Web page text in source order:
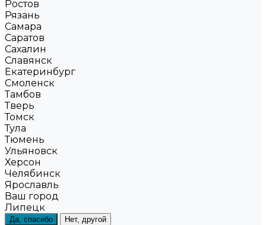
Ростов
Рязань
Самара
Саратов
Сахалин
Славянск
Екатеринбург
Смоленск
Тамбов
Тверь
Томск
Тула
Тюмень
Ульяновск
Херсон
Челябинск
Ярославль
Ваш город
Липецк
Да, спасибо Нет, другой